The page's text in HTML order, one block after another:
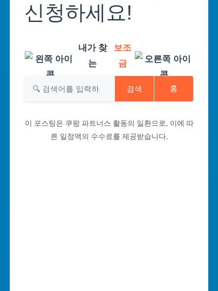
신청하세요!
내가 찾
는
보조
금
검색 홈
이 포스팅은 쿠팡 파트너스 활동의 일환으로, 이에 따
른 일정액의 수수료를 제공받습니다.